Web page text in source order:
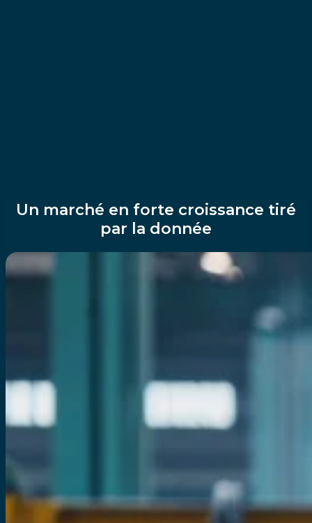
Un marché en forte croissance tiré
par la donnée